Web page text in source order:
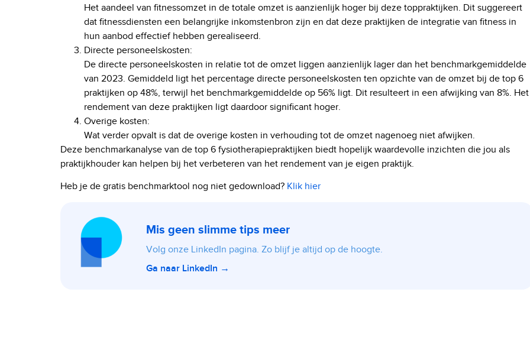
Het aandeel van fitnessomzet in de totale omzet is aanzienlijk hoger bij deze toppraktijken. Dit suggereert
dat fitnessdiensten een belangrijke inkomstenbron zijn en dat deze praktijken de integratie van fitness in
hun aanbod effectief hebben gerealiseerd.
Directe personeelskosten:
De directe personeelskosten in relatie tot de omzet liggen aanzienlijk lager dan het benchmarkgemiddelde
van 2023. Gemiddeld ligt het percentage directe personeelskosten ten opzichte van de omzet bij de top 6
praktijken op 48%, terwijl het benchmarkgemiddelde op 56% ligt. Dit resulteert in een afwijking van 8%. Het
rendement van deze praktijken ligt daardoor significant hoger.
Overige kosten:
Wat verder opvalt is dat de overige kosten in verhouding tot de omzet nagenoeg niet afwijken.
Deze benchmarkanalyse van de top 6 fysiotherapiepraktijken biedt hopelijk waardevolle inzichten die jou als
praktijkhouder kan helpen bij het verbeteren van het rendement van je eigen praktijk.
Heb je de gratis benchmarktool nog niet gedownload? Klik hier
Mis geen slimme tips meer
Volg onze LinkedIn pagina. Zo blijf je altijd op de hoogte.
Ga naar LinkedIn →